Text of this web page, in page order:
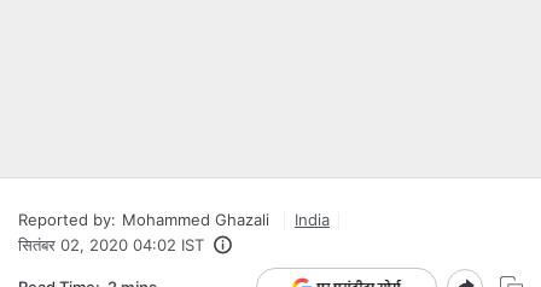
Reported by: Mohammed Ghazali
India
सितंबर 02, 2020 04:02 IST